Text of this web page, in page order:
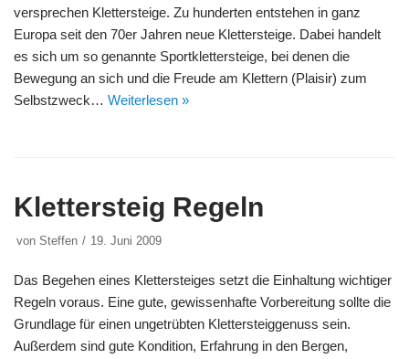
versprechen Klettersteige. Zu hunderten entstehen in ganz
Europa seit den 70er Jahren neue Klettersteige. Dabei handelt
es sich um so genannte Sportklettersteige, bei denen die
Bewegung an sich und die Freude am Klettern (Plaisir) zum
Selbstzweck… Weiterlesen »
Klettersteig Regeln
von Steffen 19. Juni 2009
Das Begehen eines Klettersteiges setzt die Einhaltung wichtiger
Regeln voraus. Eine gute, gewissenhafte Vorbereitung sollte die
Grundlage für einen ungetrübten Klettersteiggenuss sein.
Außerdem sind gute Kondition, Erfahrung in den Bergen,